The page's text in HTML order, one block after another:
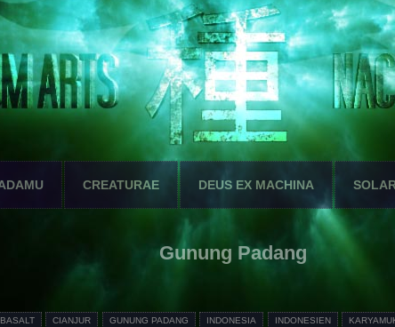
CREATURAE DEUS EX MACHINA
Gunung Padang
BASALT CIANJUR GUNUNG PADANG INDONESIA INDONESIEN